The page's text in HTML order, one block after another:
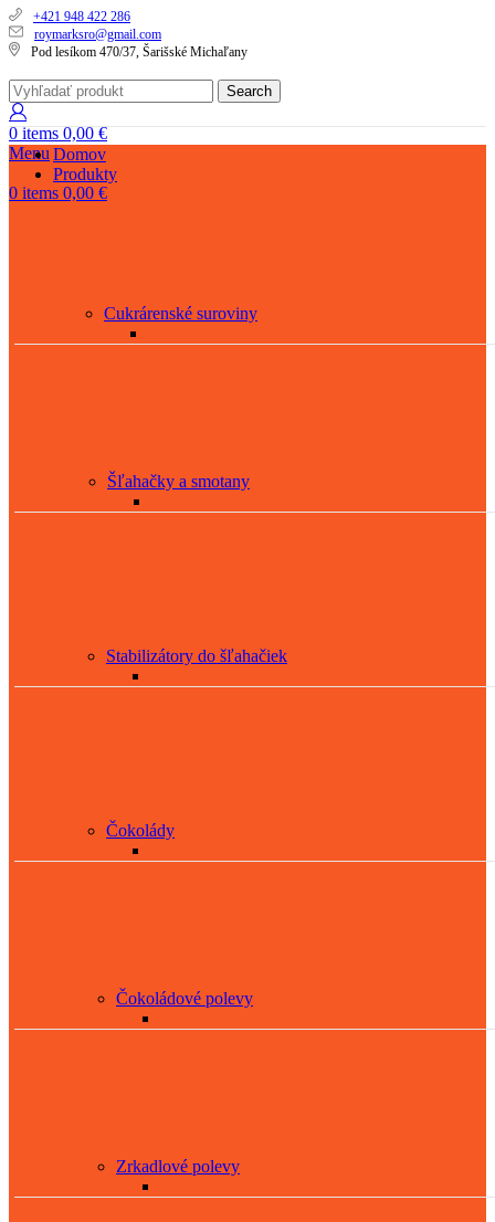
+421 948 422 286
roymarksro@gmail.com
Pod lesíkom 470/37, Šarišské Michaľany
Search
0 items 0,00 €
Menu
0 items 0,00 €
Domov
Produkty
Cukrárenské suroviny
Šľahačky a smotany
Stabilizátory do šľahačiek
Čokolády
Čokoládové polevy
Zrkadlové polevy